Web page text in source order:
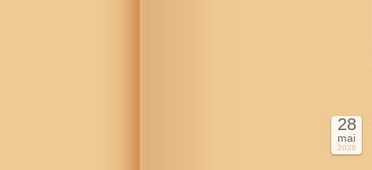
28
mai
2026